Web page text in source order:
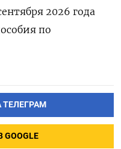
2026 года
по
ТЕЛЕГРАМ